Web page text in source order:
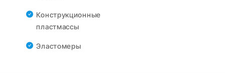
Конструкционные
пластмассы
Эластомеры